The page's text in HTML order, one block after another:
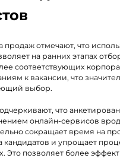
отмечают, что
на ранних этапах
соответствующих
к вакансии, что
выбор.
что
онлайн-сервисов
сокращает время на
кандидатов и упрощает
Это позволяет более